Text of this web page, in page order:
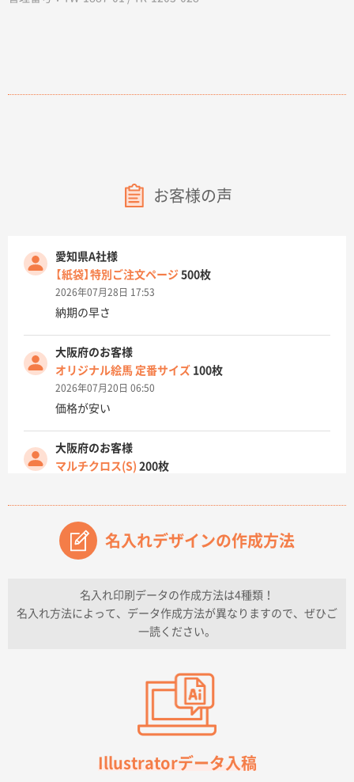
お客様の声
愛知県A社様
【紙袋】特別ご注文ページ 500枚
2026年07月28日 17:53
納期の早さ
大阪府のお客様
オリジナル絵馬 定番サイズ 100枚
2026年07月20日 06:50
価格が安い
大阪府のお客様
マルチクロス(S) 200枚
原稿データ流用が可能で価格が妥当なこと
兵庫県のお客様
チケットホルダー ダブルポケット
上記のとおりです。
柳さんの対応が素晴らしかった。
フレキソレジ袋 Uバッグ 35号
5000枚
2026年06月28日 15:14
名入れデザインの作成方法
名入れ印刷データの作成方法は4種類！
名入れ方法によって、データ作成方法が異なりますので、ぜひご
一読ください。
Illustratorデータ入稿